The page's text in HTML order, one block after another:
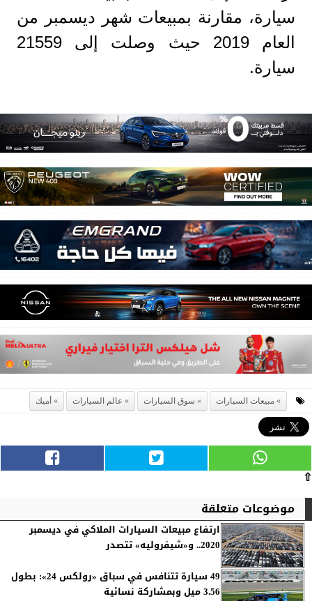
سيارة، مقارنة بمبيعات شهر ديسمبر من
العام 2019 حيث وصلت إلى 21559
سيارة.
مبيعات السيارات سوق السيارات عالم السيارات أميك
⇧
موضوعات متعلقة
ارتفاع مبيعات السيارات الملاكي في ديسمبر
2020.. و«شيفروليه» تتصدر
49 سيارة تتنافس في سباق «رولكس 24»: بطول
3.56 ميل وبمشاركة نسائية